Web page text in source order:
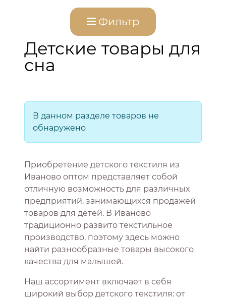
Фильтр
Детские товары для
сна
В данном разделе товаров не
обнаружено
Приобретение детского текстиля из
Иваново оптом представляет собой
отличную возможность для различных
предприятий, занимающихся продажей
товаров для детей. В Иваново
традиционно развито текстильное
производство, поэтому здесь можно
найти разнообразные товары высокого
качества для малышей.
Наш ассортимент включает в себя
широкий выбор детского текстиля: от